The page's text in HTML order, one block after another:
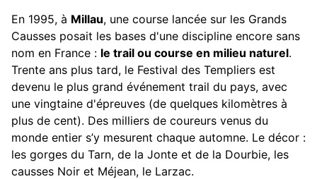
En 1995, à Millau, une course lancée sur les Grands
Causses posait les bases d'une discipline encore sans
nom en France : le trail ou course en milieu naturel.
Trente ans plus tard, le Festival des Templiers est
devenu le plus grand événement trail du pays, avec
une vingtaine d'épreuves (de quelques kilomètres à
plus de cent). Des milliers de coureurs venus du
monde entier s’y mesurent chaque automne. Le décor :
les gorges du Tarn, de la Jonte et de la Dourbie, les
causses Noir et Méjean, le Larzac.